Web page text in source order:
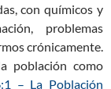
con químicos y
problemas
crónicamente.
población como
– La Población